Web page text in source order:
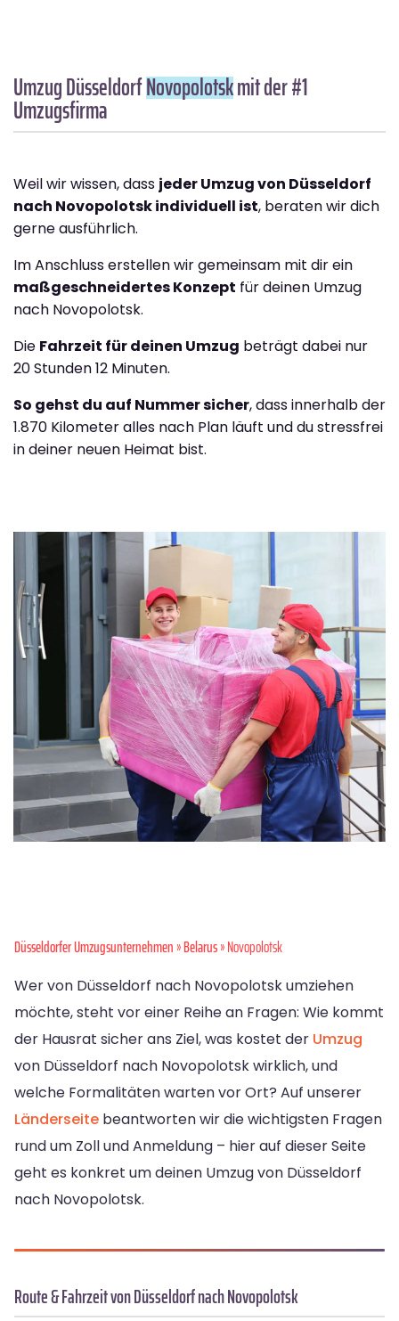
Umzug DüsseldorfNovopolotskmit der #1
Umzugsfirma
Weil wir wissen, dass jeder Umzug von Düsseldorf
nach Novopolotsk individuell ist, beraten wir dich
gerne ausführlich.
Im Anschluss erstellen wir gemeinsam mit dir ein
maßgeschneidertes Konzept für deinen Umzug
nach Novopolotsk.
Die Fahrzeit für deinen Umzug beträgt dabei nur
20 Stunden 12 Minuten.
So gehst du auf Nummer sicher, dass innerhalb der
1.870 Kilometer alles nach Plan läuft und du stressfrei
in deiner neuen Heimat bist.
Düsseldorfer Umzugsunternehmen»Belarus» Novopolotsk
Wer von Düsseldorf nach Novopolotsk umziehen
möchte, steht vor einer Reihe an Fragen: Wie kommt
der Hausrat sicher ans Ziel, was kostet der Umzug
von Düsseldorf nach Novopolotsk wirklich, und
welche Formalitäten warten vor Ort? Auf unserer
Länderseite beantworten wir die wichtigsten Fragen
rund um Zoll und Anmeldung – hier auf dieser Seite
geht es konkret um deinen Umzug von Düsseldorf
nach Novopolotsk.
Route & Fahrzeit von Düsseldorf nach Novopolotsk